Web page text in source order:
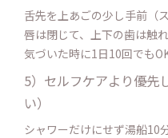
舌先を上あごの少し手前（
唇は閉じて、上下の歯は触
気づいた時に1日10回でも
5）セルフケアより優先
い）
シャワーだけにせず湯船10